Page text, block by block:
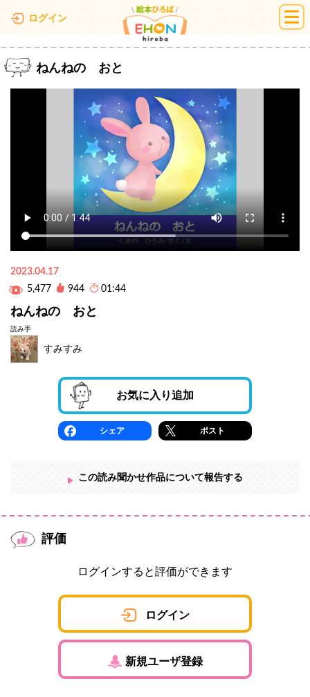
ログイン 絵本ひろば
ねんねの おと
2023.04.17
5,477
944 01:44
ねんねの おと
読み手
すみすみ
お気に入り追加
シェア ポスト
この読み聞かせ作品について報告する
評価
ログインすると評価ができます
ログイン
新規ユーザ登録